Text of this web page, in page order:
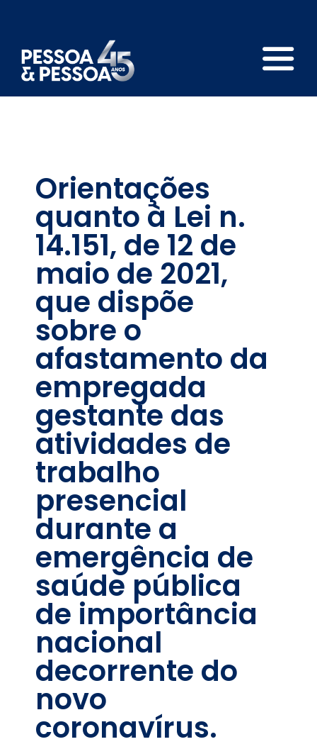
Orientações
quanto à Lei n.
14.151, de 12 de
maio de 2021,
que dispõe
sobre o
afastamento da
empregada
gestante das
atividades de
trabalho
presencial
durante a
emergência de
saúde pública
de importância
nacional
decorrente do
novo
coronavírus.